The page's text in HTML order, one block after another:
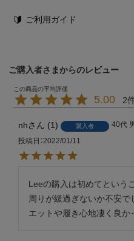
ご利用ガイド
ご購入者さまからのレビュー
5.00 2
nh 1 購入者 40代
投稿日 2022/01/11
Leeの購入は初めてという
周りが緩過ぎないか不安で
エットや履き心地凄く良か